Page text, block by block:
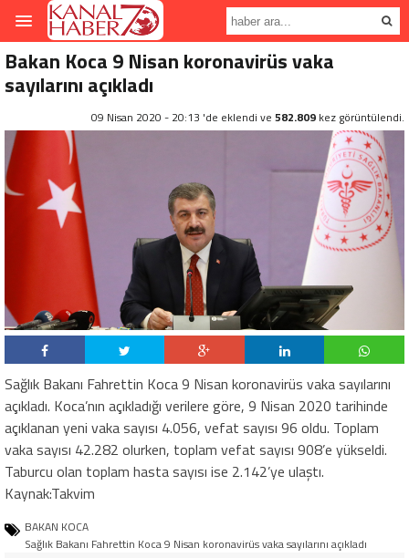
Bakan Koca 9 Nisan koronavirüs vaka
sayılarını açıkladı
09 Nisan 2020 - 20:13 'de eklendi ve 582.809 kez görüntülendi.
Sağlık Bakanı Fahrettin Koca 9 Nisan koronavirüs vaka sayılarını
açıkladı. Koca’nın açıkladığı verilere göre, 9 Nisan 2020 tarihinde
açıklanan yeni vaka sayısı 4.056, vefat sayısı 96 oldu. Toplam
vaka sayısı 42.282 olurken, toplam vefat sayısı 908’e yükseldi.
Taburcu olan toplam hasta sayısı ise 2.142’ye ulaştı.
Kaynak:Takvim
BAKAN KOCA
Sağlık Bakanı Fahrettin Koca 9 Nisan koronavirüs vaka sayılarını açıkladı